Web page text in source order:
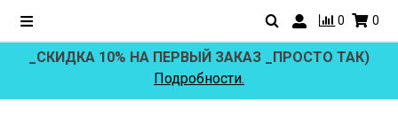
0 0
_СКИДКА 10% НА ПЕРВЫЙ ЗАКАЗ _ПРОСТО ТАК)
Подробности.